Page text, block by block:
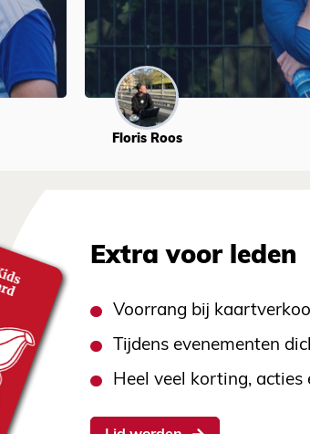
Floris Roos
Extra voor leden
Voorrang bij
Tijdens evenementen
Heel veel korting, acties